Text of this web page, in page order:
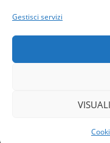
Gestisci servizi
HOME CHI SONO
© 2021 - 2023
Tema per